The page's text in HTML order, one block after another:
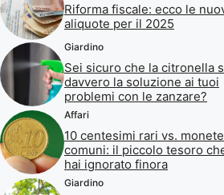
Riforma fiscale: ecco le
aliquote per il 2025
Giardino
Sei sicuro che la citronella
davvero la soluzione ai tuoi
problemi con le zanzare?
Affari
10 centesimi rari vs. monete
comuni: il piccolo tesoro
hai ignorato finora
Giardino